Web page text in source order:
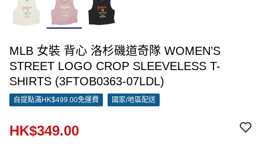
MLB 女裝 背心 洛杉磯道奇隊 WOMEN’S
STREET LOGO CROP SLEEVELESS T-
SHIRTS (3FTOB0363-07LDL)
自提點滿HK$499.00免運費 國家/地區配送
HK$349.00